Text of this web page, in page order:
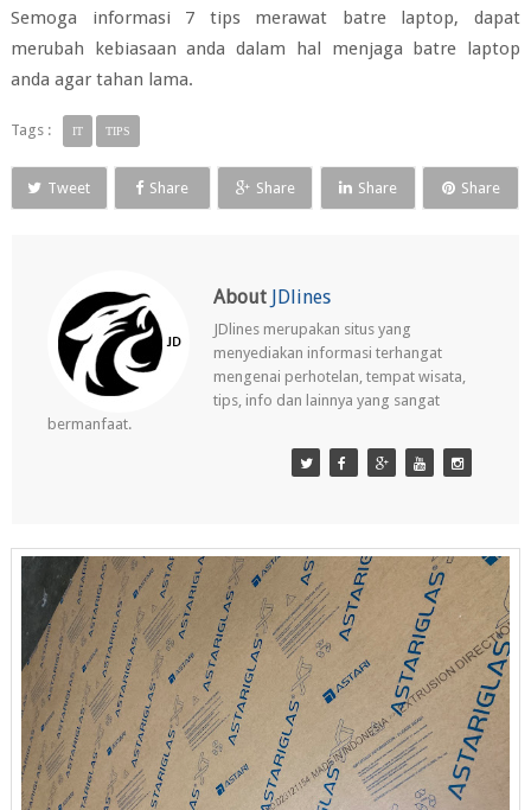
Semoga informasi 7 tips merawat batre laptop, dapat
merubah kebiasaan anda dalam hal menjaga batre laptop
anda agar tahan lama.
Tags : IT TIPS
Tweet Share Share Share Share
About JDlines
JDlines merupakan situs yang
menyediakan informasi terhangat
mengenai perhotelan, tempat wisata,
tips, info dan lainnya yang sangat
bermanfaat.